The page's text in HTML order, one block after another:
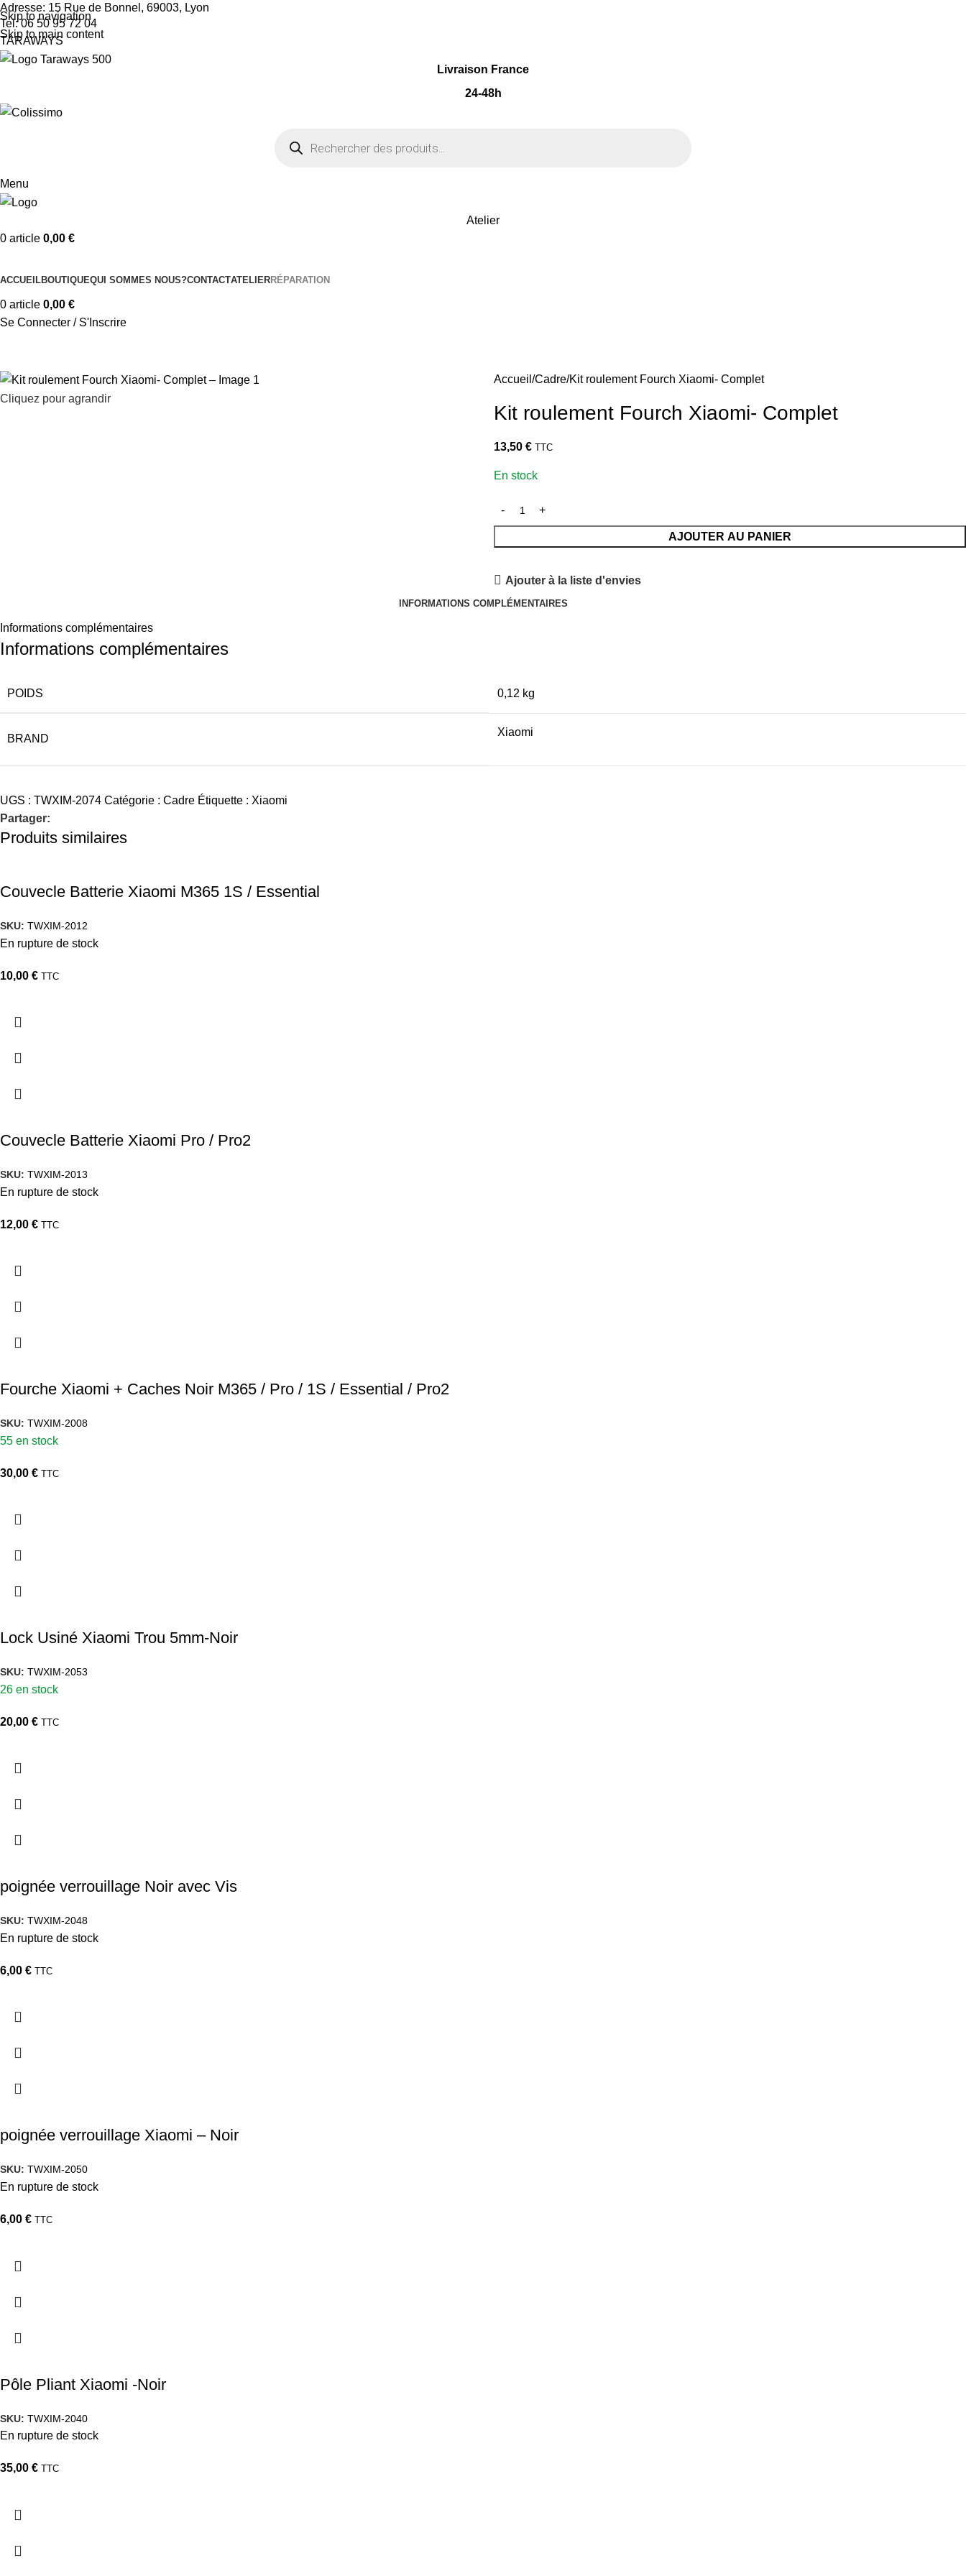
Skip to navigation
Skip to main content
Adresse: 15 Rue de Bonnel, 69003, Lyon
Tel: 06 50 95 72 04
TARAWAYS
Livraison France
24-48h
Menu
Atelier
0 article 0,00 €
ACCUEILBOUTIQUEQUI SOMMES NOUS?CONTACTATELIERRÉPARATION
0 article 0,00 €
Se Connecter / S'Inscrire
Cliquez pour agrandir
Accueil Cadre Kit roulement Fourch Xiaomi- Complet
Kit roulement Fourch Xiaomi- Complet
13,50 € TTC
En stock
AJOUTER AU PANIER
Ajouter à la liste d'envies
INFORMATIONS COMPLÉMENTAIRES
Informations complémentaires
Informations complémentaires
POIDS 0,12 kg
BRAND
Xiaomi
UGS : TWXIM-2074 Catégorie : Cadre Étiquette : Xiaomi
Partager:
Produits similaires
Couvecle Batterie Xiaomi M365 1S / Essential
SKU: TWXIM-2012
En rupture de stock
10,00 € TTC
Couvecle Batterie Xiaomi Pro / Pro2
SKU: TWXIM-2013
En rupture de stock
12,00 € TTC
Fourche Xiaomi + Caches Noir M365 / Pro / 1S / Essential / Pro2
SKU: TWXIM-2008
55 en stock
30,00 € TTC
Lock Usiné Xiaomi Trou 5mm-Noir
SKU: TWXIM-2053
26 en stock
20,00 € TTC
poignée verrouillage Noir avec Vis
SKU: TWXIM-2048
En rupture de stock
6,00 € TTC
poignée verrouillage Xiaomi – Noir
SKU: TWXIM-2050
En rupture de stock
6,00 € TTC
Pôle Pliant Xiaomi -Noir
SKU: TWXIM-2040
En rupture de stock
35,00 € TTC